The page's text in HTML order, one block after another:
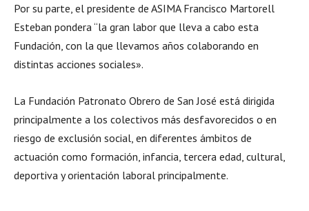
Por su parte, el presidente de ASIMA Francisco Martorell
Esteban pondera “la gran labor que lleva a cabo esta
Fundación, con la que llevamos años colaborando en
distintas acciones sociales».
La Fundación Patronato Obrero de San José está dirigida
principalmente a los colectivos más desfavorecidos o en
riesgo de exclusión social, en diferentes ámbitos de
actuación como formación, infancia, tercera edad, cultural,
deportiva y orientación laboral principalmente.